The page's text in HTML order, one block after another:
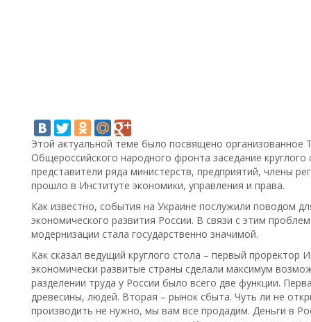
Этой актуальной теме было посвящено организованное
Общероссийского народного фронта заседание
представители ряда министерств, предприятий, члены
прошло в Институте экономики, управления и права.
Как известно, события на Украине послужили поводом
экономического развития России. В связи с этим
модернизации стала государственно значимой.
Как сказал ведущий круглого стола – первый
экономически развитые страны сделали максимум
разделении труда у России было всего две функции.
древесины, людей. Вторая – рынок сбыта. Чуть ли не
производить не нужно, мы вам все продадим. Деньги в